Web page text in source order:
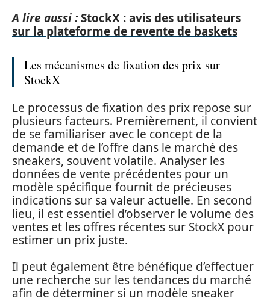
A lire aussi :StockX : avis des utilisateurs
sur la plateforme de revente de baskets
Les mécanismes de fixation des prix sur
StockX
Le processus de fixation des prix repose sur
plusieurs facteurs. Premièrement, il convient
de se familiariser avec le concept de la
demande et de l’offre dans le marché des
sneakers, souvent volatile. Analyser les
données de vente précédentes pour un
modèle spécifique fournit de précieuses
indications sur sa valeur actuelle. En second
lieu, il est essentiel d’observer le volume des
ventes et les offres récentes sur StockX pour
estimer un prix juste.
Il peut également être bénéfique d’effectuer
une recherche sur les tendances du marché
afin de déterminer si un modèle sneaker